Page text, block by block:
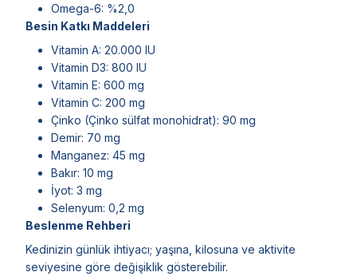
Omega-6: %2,0
Besin Katkı Maddeleri
Vitamin A: 20.000 IU
Vitamin D3: 800 IU
Vitamin E: 600 mg
Vitamin C: 200 mg
Çinko (Çinko sülfat monohidrat): 90 mg
Demir: 70 mg
Manganez: 45 mg
Bakır: 10 mg
İyot: 3 mg
Selenyum: 0,2 mg
Beslenme Rehberi
Kedinizin günlük ihtiyacı; yaşına, kilosuna ve aktivite
seviyesine göre değişiklik gösterebilir.